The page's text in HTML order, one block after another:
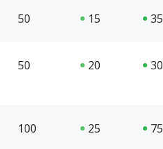
50 15 35
50 20 30
100 25 75